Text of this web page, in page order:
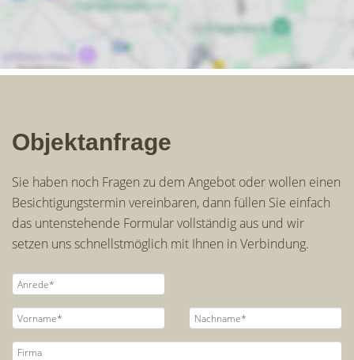
Objektanfrage
Sie haben noch Fragen zu dem Angebot oder wollen einen
Besichtigungstermin vereinbaren, dann füllen Sie einfach
das untenstehende Formular vollständig aus und wir
setzen uns schnellstmöglich mit Ihnen in Verbindung.